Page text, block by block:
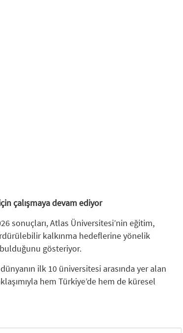
çalışmaya devam ediyor
sonuçları, Atlas Üniversitesi’nin eğitim,
kalkınma hedeflerine yönelik
bulduğunu gösteriyor.
ilk 10 üniversitesi arasında yer alan
hem Türkiye’de hem de küresel